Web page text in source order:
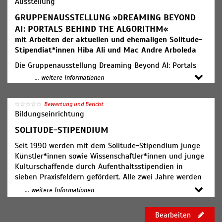
GRUPPENAUSSTELLUNG »DREAMING BEYOND
AI: PORTALS BEHIND THE ALGORITHM«
mit Arbeiten der aktuellen und ehemaligen Solitude-
Stipendiat*innen Hiba Ali und Mac Andre Arboleda
Die Gruppenausstellung Dreaming Beyond AI: Portals
Behind the Algorithm wird am 25. April in der ifa-
Galerie Stuttgart eröffnet. Gezeigt werden unter
anderem Arbeiten der aktuellen und ehemaligen
Solitude-Stipendiat*innen Hiba Ali und Mac Andre
Arboleda.
und zeigt die Arbeit Watering the Somatic Oasis.
Watering the Somatic Oasis ist ein VR-Projekt, das die
Unmittelbarkeit von Technologien und somatischen
Techniken nutzt, um ein Gefühl von Langsamkeit zu
Headset aufzusetzen und sich auf die geführte
... weitere Informationen
Bewertung und Bericht
Bildungseinrichtung
SOLITUDE-STIPENDIUM
Seit 1990 werden mit dem Solitude-Stipendium junge
Künstler*innen sowie Wissenschaftler*innen und junge
Kulturschaffende durch Aufenthaltsstipendien in
sieben Praxisfeldern gefördert. Alle zwei Jahre werden
circa 65 Wohn- und Arbeitsstipendien mit einer Dauer
von 6 bis zwölf Monaten vergeben. Zusätzlich können
Projekte und Publikationen gefördert werden. Ein
Aufenthalt an der Akademie Schloss Solitude
... weitere Informationen
Bearbeiten